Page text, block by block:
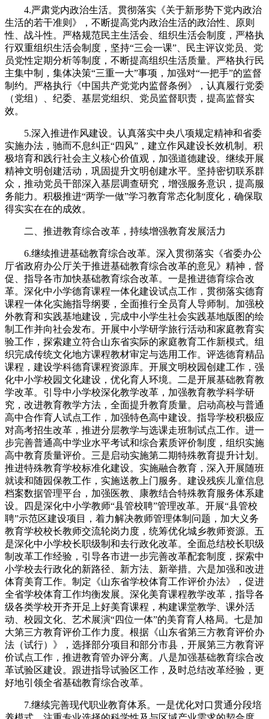
4.严肃党内政治生活。贯彻落实《关于新形势下党内政治
生活的若干准则》，不断提高党内政治生活的政治性、原则
性、战斗性。严格规范民主生活会、组织生活会制度，严格执
行双重组织生活会制度，坚持“三会一课”、民主评议党员、党
员党性定期分析等制度，不断提高组织生活质量。严格执行民
主集中制，集体决策“三重一大”事项，加强对“一把手”的监督
制约。严格执行《中国共产党党内监督条例》，认真履行党委
（党组）、纪委、基层党组织、党员监督职责，提高监督实
效。
5.深入推进作风建设。认真落实中央八项规定精神和省委
实施办法，驰而不息纠正“四风”，建立作风建设长效机制。积
极培育和践行社会主义核心价值观，加强道德建设。继续开展
精神文明创建活动，巩固提升文明创建水平。坚持密切联系群
众，推动党员干部深入基层调查研究，增强服务意识，提高服
务能力。积极推进“两学一做”学习教育常态化制度化，确保取
得实实在在的成效。
二、推进教育综合改革，持续增强教育发展活力
6.继续推进基础教育综合改革。深入贯彻落实《省委办公
厅省政府办公厅关于推进基础教育综合改革的意见》精神，督
促、指导各市加快基础教育综合改革。一是推进德育综合改
革。深化中小学德育课程一体化建设试点工作，贯彻落实德育
课程一体化实施指导纲要，全面推行全员育人导师制。加强校
外教育和实践基地建设，完成中小学生社会实践基地版图的绘
制工作并向社会发布。开展中小学研学旅行活动和家庭教育实
验工作，探索建立符合山东省实际的家庭教育工作新模式。组
织完成传统文化地方课程教材审定与选用工作。评选德育精品
课程，建设学科德育课程资源库。开展文明校园创建工作，强
化中小学校园文化建设，优化育人环境。二是开展基础教育教
学改革。引导中小学校深化教学改革，加强教育教学科学研
究，改进教育教学方法，全面提升教育质量。启动高校与普通
高中合作育人试点工作，加强特色高中建设。指导学校积极应
对高考招生改革，推进分层教学与选课走班制试点工作。进一
步完善普通高中学业水平考试和综合素质评价制度，组织实施
高中教育质量评价。三是启动实施第二期特殊教育提升计划。
推进特殊教育学校标准化建设。实施融合教育，深入开展随班
就读和随园保教工作，实施送教上门服务。建设残疾儿童信息
档案数据管理平台，加强医教、康教结合特殊教育服务体系建
设。四是深化中小学教师“县管校聘”管理改革。开展“县管校
聘”示范区建设项目，着力解决教师管理体制问题，加大义务
教育学校校长教师交流轮岗力度，统筹优化城乡教师资源。五
是深化中小学校长职级制和去行政化改革。全面总结校长职级
制改革工作经验，引导各市进一步完善改革配套制度，探索中
小学校去行政化的新路径、新方法、新举措。六是加强和改进
体育美育工作。制定《山东省学校体育工作评价办法》，促进
全省学校体育工作均衡发展。深化美育课程教学改革，指导各
级各类学校开齐开足上好美育课程，构建课堂教学、课外活
动、校园文化、艺术展演“四位一体”的美育育人格局。七是加
大第三方教育评价工作力度。根据《山东省第三方教育评价办
法（试行）》，选择部分项目和部分市县，开展第三方教育评
价试点工作，推进教育管办评分离。八是加强基础教育综合改
革试验区建设。跟进指导试验区工作，及时总结改革经验，更
好地引领全省基础教育综合改革。
7.继续完善现代职业教育体系。一是优化对口贯通分段培